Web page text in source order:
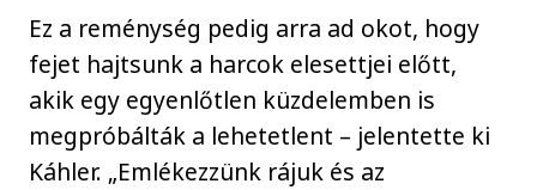
Ez a reménység pedig arra ad okot, hogy
fejet hajtsunk a harcok elesettjei előtt,
akik egy egyenlőtlen küzdelemben is
megpróbálták a lehetetlent – jelentette ki
Káhler. „Emlékezzünk rájuk és az